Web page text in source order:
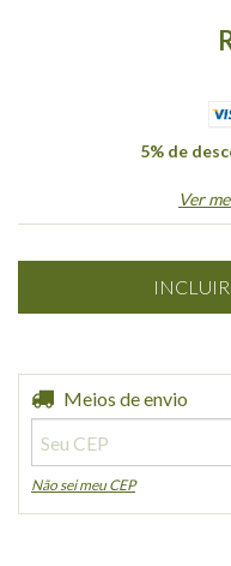
5% de
Ver
Entregas para o CEP:
Meios de envio
Não sei meu CEP